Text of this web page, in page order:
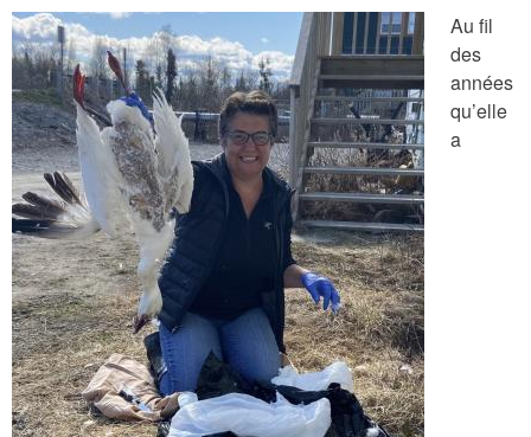
D
e
b
b
i
e
2
.
p
n
g
Au fil
des
années
qu’elle
a